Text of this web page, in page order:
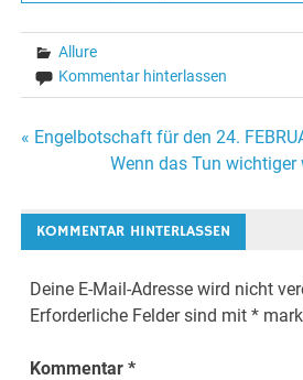
Allure
Kommentar hinterlassen
Beitrags-
Navigation
« Engelbotschaft für den 24.
Wenn das Tun wichtiger
KOMMENTAR HINTERLASSEN
Deine E-Mail-Adresse wird nicht
Erforderliche Felder sind mit*
Kommentar*